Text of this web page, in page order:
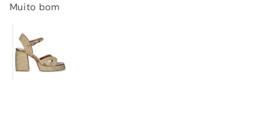
Muito bom